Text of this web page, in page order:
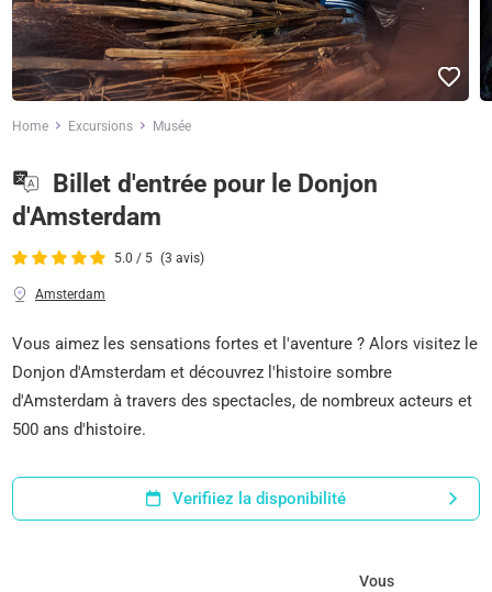
Home Excursions Musée
Billet d'entrée pour le Donjon
d'Amsterdam
5.0 / 5 (3 avis)
Amsterdam
Vous aimez les sensations fortes et l'aventure ? Alors visitez le
Donjon d'Amsterdam et découvrez l'histoire sombre
d'Amsterdam à travers des spectacles, de nombreux acteurs et
500 ans d'histoire.
Verifiiez la disponibilité
Vous